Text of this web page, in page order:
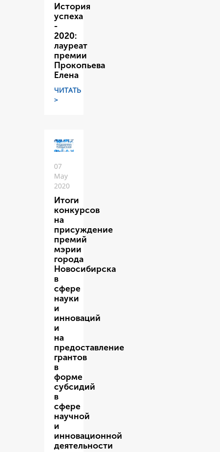
История
успеха
-
2020:
лауреат
премии
Прокопьева
Елена
ЧИТАТЬ
>
07
May
2020
Итоги
конкурсов
на
присуждение
премий
мэрии
города
Новосибирска
в
сфере
науки
и
инноваций
и
на
предоставление
грантов
в
форме
субсидий
в
сфере
научной
и
инновационной
деятельности